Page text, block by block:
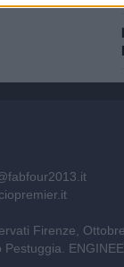
Firenze,